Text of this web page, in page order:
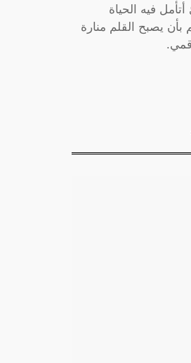
فيه الحياة
يصبح القلم منارة